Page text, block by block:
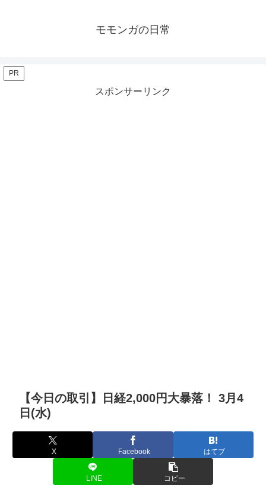
モモンガの日常
PR
スポンサーリンク
【今日の取引】日経2,000円大暴落！ 3月4
日(水)
X Facebook はてブ
LINE コピー